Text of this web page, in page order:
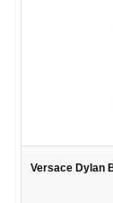
Versace Dylan